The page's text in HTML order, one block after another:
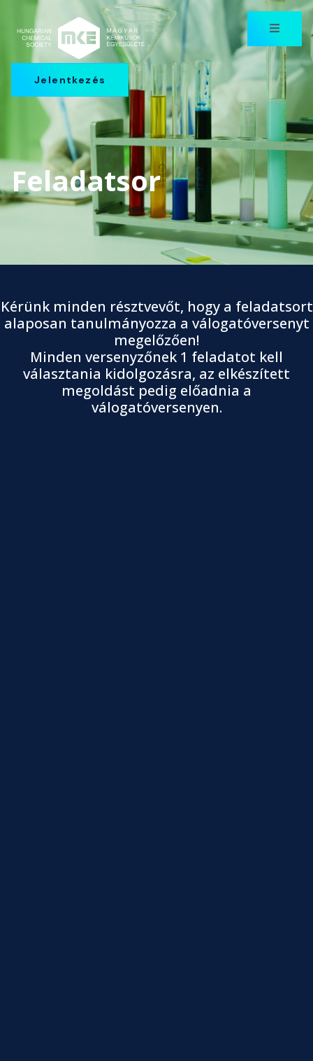
Jelentkezés
Feladatsor
Kérünk minden résztvevőt, hogy a feladatsort
alaposan tanulmányozza a válogatóversenyt
megelőzően!
Minden versenyzőnek 1 feladatot kell
választania kidolgozásra, az elkészített
megoldást pedig előadnia a
válogatóversenyen.